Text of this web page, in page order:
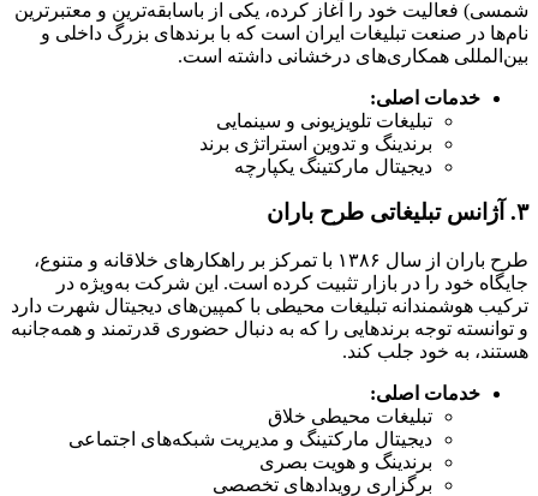
شمسی) فعالیت خود را آغاز کرده، یکی از باسابقه‌ترین و معتبرترین
نام‌ها در صنعت تبلیغات ایران است که با برندهای بزرگ داخلی و
بین‌المللی همکاری‌های درخشانی داشته است.
خدمات اصلی:
تبلیغات تلویزیونی و سینمایی
برندینگ و تدوین استراتژی برند
دیجیتال مارکتینگ یکپارچه
۳. آژانس تبلیغاتی طرح باران
طرح باران از سال ۱۳۸۶ با تمرکز بر راهکارهای خلاقانه و متنوع،
جایگاه خود را در بازار تثبیت کرده است. این شرکت به‌ویژه در
ترکیب هوشمندانه تبلیغات محیطی با کمپین‌های دیجیتال شهرت دارد
و توانسته توجه برندهایی را که به دنبال حضوری قدرتمند و همه‌جانبه
هستند، به خود جلب کند.
خدمات اصلی:
تبلیغات محیطی خلاق
دیجیتال مارکتینگ و مدیریت شبکه‌های اجتماعی
برندینگ و هویت بصری
برگزاری رویدادهای تخصصی